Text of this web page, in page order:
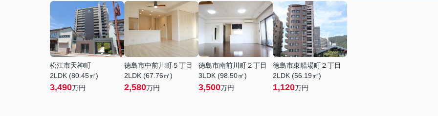
松江市天神町
2LDK (80.45㎡)
3,490万円
徳島市中前川町５丁目
2LDK (67.76㎡)
2,580万円
徳島市南前川町２丁目
3LDK (98.50㎡)
3,500万円
徳島市東船場町２丁目
2LDK (56.19㎡)
1,120万円